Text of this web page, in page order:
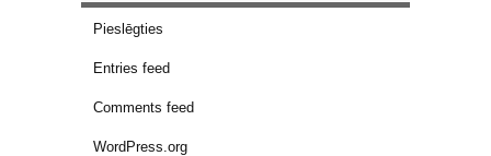
Pieslēgties
Entries feed
Comments feed
WordPress.org